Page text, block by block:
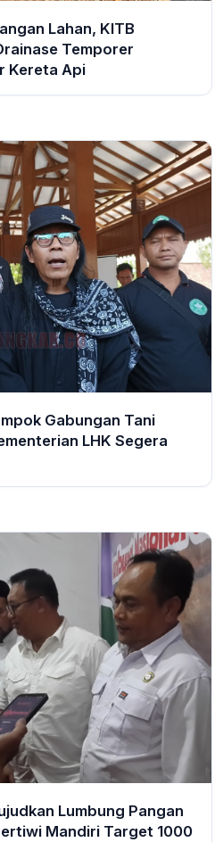
Lahan, KITB
Temporer
Kereta Api
Gabungan Tani
LHK Segera
Lumbung Pangan
Mandiri Target 1000